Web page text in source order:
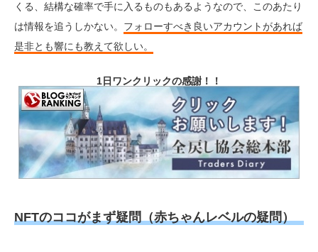
くる、結構な確率で手に入るものもあるようなので、このあたり
は情報を追うしかない。 フォローすべき良いアカウントがあれば
是非とも響にも教えて欲しい。
1日ワンクリックの感謝！！
NFTのココがまず疑問（赤ちゃんレベルの疑問）